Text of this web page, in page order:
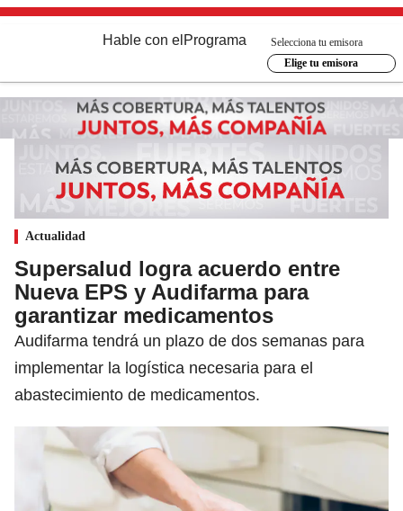
Hable con el Programa
Selecciona tu emisora
Elige tu emisora
Actualidad
Supersalud logra acuerdo entre
Nueva EPS y Audifarma para
garantizar medicamentos
Audifarma tendrá un plazo de dos semanas para
implementar la logística necesaria para el
abastecimiento de medicamentos.